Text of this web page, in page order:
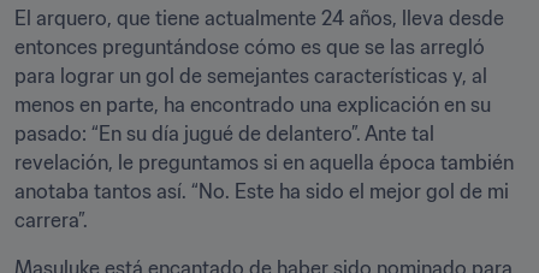
El arquero, que tiene actualmente 24 años, lleva desde
entonces preguntándose cómo es que se las arregló
para lograr un gol de semejantes características y, al
menos en parte, ha encontrado una explicación en su
pasado: “En su día jugué de delantero”. Ante tal
revelación, le preguntamos si en aquella época también
anotaba tantos así. “No. Este ha sido el mejor gol de mi
carrera”.
Masuluke está encantado de haber sido nominado para